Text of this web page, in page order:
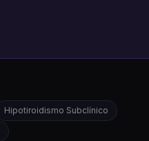
Hipotiroidismo Subclínico